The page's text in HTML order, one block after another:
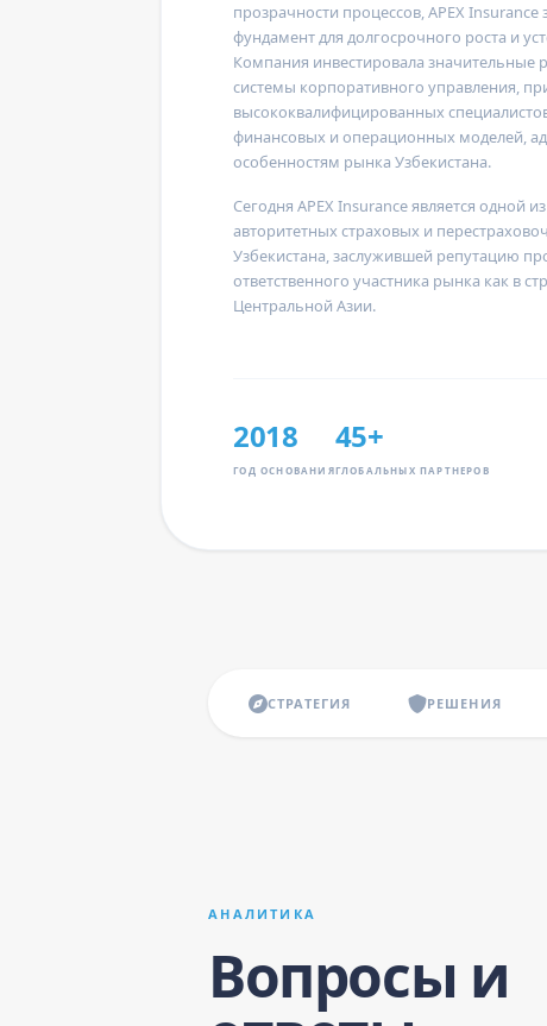
прозрачности процессов,APEX Insurance
фундамент для долгосрочного роста и
Компания инвестировала значительные
системы корпоративного управления,
высококвалифицированных
финансовых и операционных моделей,
особенностям рынка Узбекистана.
СегодняAPEX Insuranceявляется одной
авторитетных страховых и
Узбекистана, заслужившей репутацию
ответственного участника рынка как в
Центральной Азии.
2018
ГОД ОСНОВАНИЯ
45+
ГЛОБАЛЬНЫХ ПАРТНЕРОВ
СТРАТЕГИЯ РЕШЕНИЯ
АНАЛИТИКА
Вопросы и